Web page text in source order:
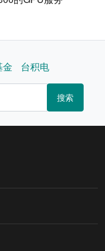
金 台积电
搜索